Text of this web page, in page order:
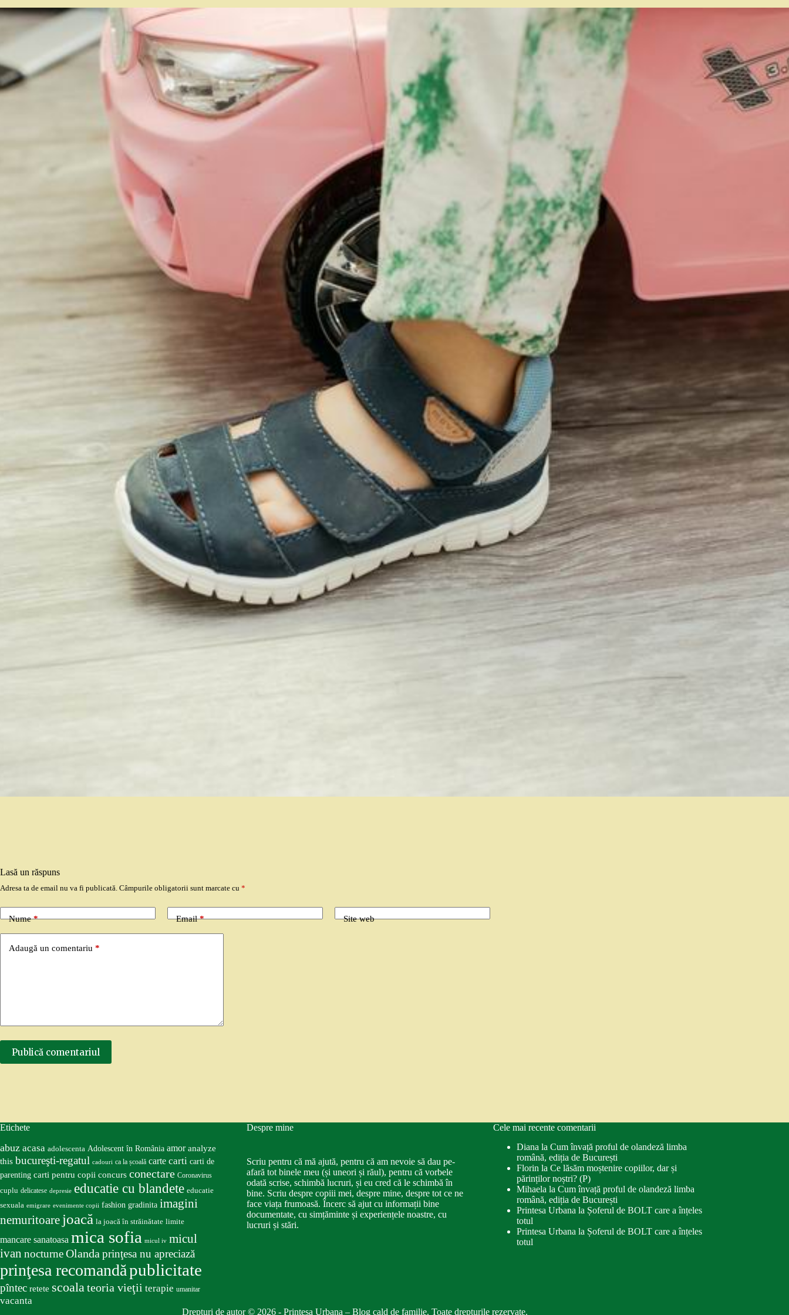
Lasă un răspuns
Adresa ta de email nu va fi publicată. Câmpurile obligatorii sunt marcate cu *
Nume* Email* Site web
Adaugă un comentariu *
Publică comentariul
Etichete
abuz acasa adolescenta Adolescent în România amor analyze
this bucureşti-regatul cadouri ca la școală carte carti carti de
parenting carti pentru copii concurs conectare Coronavirus
cuplu delicatese depresie educatie cu blandete educatie
sexuala emigrare evenimente copii fashion gradinita imagini
nemuritoare joacă la joacă în străinătate limite
mancare sanatoasa mica sofia micul iv micul
ivan nocturneOlanda prinţesa nu apreciază
prinţesa recomandăpublicitate
pîntec retete scoalateoria vieţii terapie umanitar
vacanta
Despre mine
Scriu pentru că mă ajută, pentru că am nevoie să dau pe-
afară tot binele meu (și uneori și răul), pentru că vorbele
odată scrise, schimbă lucruri, și eu cred că le schimbă în
bine. Scriu despre copiii mei, despre mine, despre tot ce ne
face viața frumoasă. Încerc să ajut cu informații bine
documentate, cu simțăminte și experiențele noastre, cu
lucruri și stări.
Cele mai recente comentarii
Diana la Cum învață proful de olandeză limba
română, ediția de București
Florin la Ce lăsăm moștenire copiilor, dar și
părinților noștri? (P)
Mihaela la Cum învață proful de olandeză limba
română, ediția de București
Printesa Urbana la Șoferul de BOLT care a înțeles
totul
Printesa Urbana la Șoferul de BOLT care a înțeles
totul
Drepturi de autor © 2026 - Printesa Urbana – Blog cald de familie. Toate drepturile rezervate.